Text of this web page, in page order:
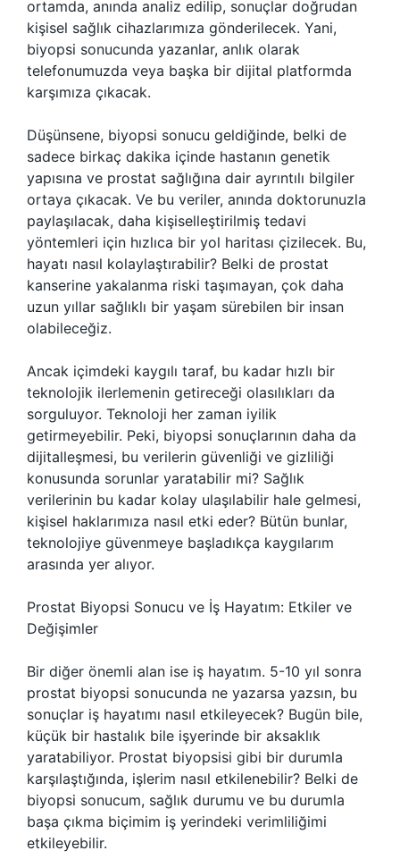
ortamda, anında analiz edilip, sonuçlar doğrudan
kişisel sağlık cihazlarımıza gönderilecek. Yani,
biyopsi sonucunda yazanlar, anlık olarak
telefonumuzda veya başka bir dijital platformda
karşımıza çıkacak.
Düşünsene, biyopsi sonucu geldiğinde, belki de
sadece birkaç dakika içinde hastanın genetik
yapısına ve prostat sağlığına dair ayrıntılı bilgiler
ortaya çıkacak. Ve bu veriler, anında doktorunuzla
paylaşılacak, daha kişiselleştirilmiş tedavi
yöntemleri için hızlıca bir yol haritası çizilecek. Bu,
hayatı nasıl kolaylaştırabilir? Belki de prostat
kanserine yakalanma riski taşımayan, çok daha
uzun yıllar sağlıklı bir yaşam sürebilen bir insan
olabileceğiz.
Ancak içimdeki kaygılı taraf, bu kadar hızlı bir
teknolojik ilerlemenin getireceği olasılıkları da
sorguluyor. Teknoloji her zaman iyilik
getirmeyebilir. Peki, biyopsi sonuçlarının daha da
dijitalleşmesi, bu verilerin güvenliği ve gizliliği
konusunda sorunlar yaratabilir mi? Sağlık
verilerinin bu kadar kolay ulaşılabilir hale gelmesi,
kişisel haklarımıza nasıl etki eder? Bütün bunlar,
teknolojiye güvenmeye başladıkça kaygılarım
arasında yer alıyor.
Prostat Biyopsi Sonucu ve İş Hayatım: Etkiler ve
Değişimler
Bir diğer önemli alan ise iş hayatım. 5-10 yıl sonra
prostat biyopsi sonucunda ne yazarsa yazsın, bu
sonuçlar iş hayatımı nasıl etkileyecek? Bugün bile,
küçük bir hastalık bile işyerinde bir aksaklık
yaratabiliyor. Prostat biyopsisi gibi bir durumla
karşılaştığında, işlerim nasıl etkilenebilir? Belki de
biyopsi sonucum, sağlık durumu ve bu durumla
başa çıkma biçimim iş yerindeki verimliliğimi
etkileyebilir.